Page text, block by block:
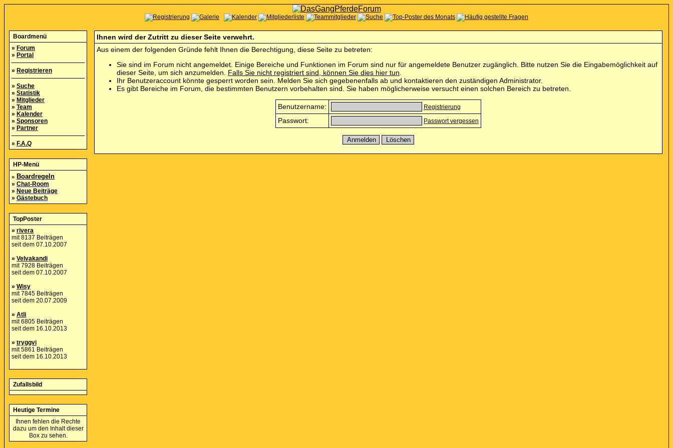
Boardmenü
» Forum
» Portal
» Registrieren
» Suche
» Statistik
» Mitglieder
» Team
» Kalender
» Sponsoren
» Partner
» F.A.Q
HP-Menü
» Boardregeln
» Chat-Room
» Neue Beiträge
» Gästebuch
TopPoster
» rivera
mit 8137 Beiträgen
seit dem 07.10.2007
» Velvakandi
mit 7928 Beiträgen
seit dem 07.10.2007
» Wisy
mit 7845 Beiträgen
seit dem 20.07.2009
» Atli
mit 6805 Beiträgen
seit dem 16.10.2013
» tryggvi
mit 5861 Beiträgen
seit dem 16.10.2013
Zufallsbild
Heutige Termine
Ihnen fehlen die Rechte
dazu um den Inhalt dieser
Box zu sehen.
Ihnen wird der Zutritt zu dieser Seite verwehrt.
Aus einem der folgenden Gründe fehlt Ihnen die Berechtigung, diese Seite zu betreten:
Sie sind im Forum nicht angemeldet. Einige Bereiche und Funktionen im Forum sind nur für angemeldete Benutzer zugänglich. Bitte nutzen Sie die Eingabemöglichkeit auf
dieser Seite, um sich anzumelden. Falls Sie nicht registriert sind, können Sie dies hier tun
Ihr Benutzeraccount könnte gesperrt worden sein. Melden Sie sich gegebenenfalls ab und kontaktieren den zuständigen Administrator.
Es gibt Bereiche im Forum, die bestimmten Benutzern vorbehalten sind. Sie haben möglicherweise versucht einen solchen Bereich zu betreten.
Benutzername: Registrierung
Passwort: Passwort vergessen